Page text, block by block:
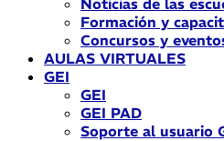
Noticias de las
Formación y
Concursos y
AULAS VIRTUALES
GEI
GEI
GEI PAD
Soporte al usuario